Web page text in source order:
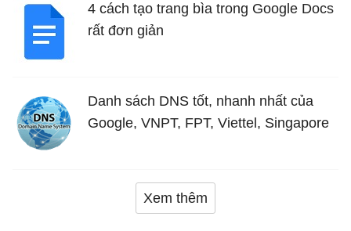
4 cách tạo trang bìa trong Google Docs
rất đơn giản
Danh sách DNS tốt, nhanh nhất của
Google, VNPT, FPT, Viettel, Singapore
Xem thêm